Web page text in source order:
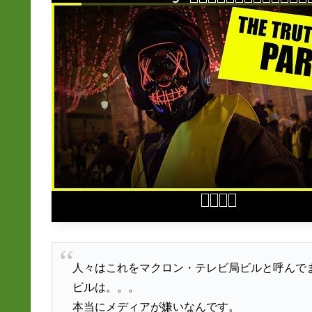
人々はこれをマクロン・テレビ局ビルと呼んで
ビルは。。。
本当にメディアが嫌いなんです。